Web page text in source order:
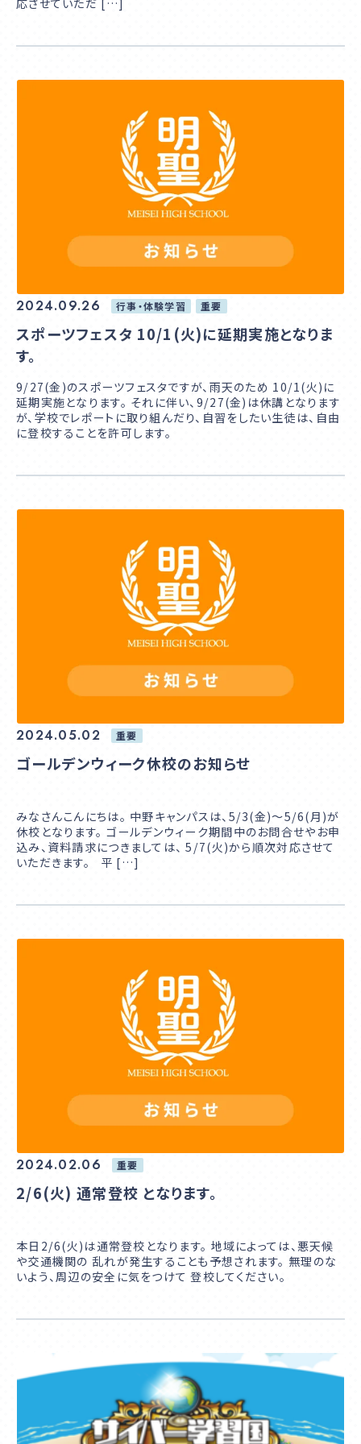
応させていただ […]
2024.09.26 行事・体験学習 重要
スポーツフェスタ 10/1(火)に延期実施となりま
す。
9/27(金)のスポーツフェスタですが、雨天のため 10/1(火)に
延期実施となります。 それに伴い、9/27(金)は休講となります
が、学校でレポートに取り組んだり、自習をしたい生徒は、自由
に登校することを許可します。
2024.05.02 重要
ゴールデンウィーク休校のお知らせ
みなさんこんにちは。 中野キャンパスは、5/3(金)～5/6(月)が
休校となります。 ゴールデンウィーク期間中のお問合せやお申
込み、資料請求につきましては、 5/7(火)から順次対応させて
いただきます。 平 […]
2024.02.06 重要
2/6(火) 通常登校 となります。
本日2/6(火)は通常登校となります。 地域によっては、悪天候
や交通機関の 乱れが発生することも予想されます。 無理のな
いよう、周辺の安全に気をつけて 登校してください。